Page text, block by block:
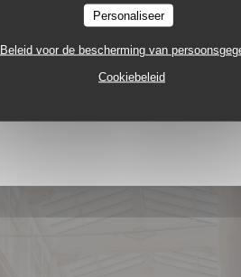
Personaliseer
Beleid voor de bescherming van
Cookiebeleid
2 3